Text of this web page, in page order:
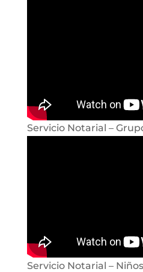
Servicio Notarial –
Servicio Notarial –